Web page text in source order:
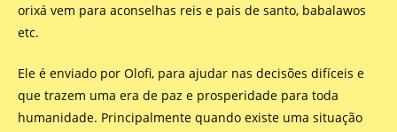
orixá vem para aconselhas reis e pais de santo, babalawos
etc.
Ele é enviado por Olofi, para ajudar nas decisões difíceis e
que trazem uma era de paz e prosperidade para toda
humanidade. Principalmente quando existe uma situação